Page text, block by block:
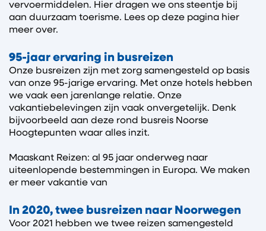
vervoermiddelen. Hier dragen we ons steentje bij
aan duurzaam toerisme. Lees op deze pagina hier
meer over.
95-jaar ervaring in busreizen
Onze busreizen zijn met zorg samengesteld op basis
van onze 95-jarige ervaring. Met onze hotels hebben
we vaak een jarenlange relatie. Onze
vakantiebelevingen zijn vaak onvergetelijk. Denk
bijvoorbeeld aan deze rond busreis Noorse
Hoogtepunten waar alles inzit.
Maaskant Reizen: al 95 jaar onderweg naar
uiteenlopende bestemmingen in Europa. We maken
er meer vakantie van
In 2020, twee busreizen naar Noorwegen
Voor 2021 hebben we twee reizen samengesteld